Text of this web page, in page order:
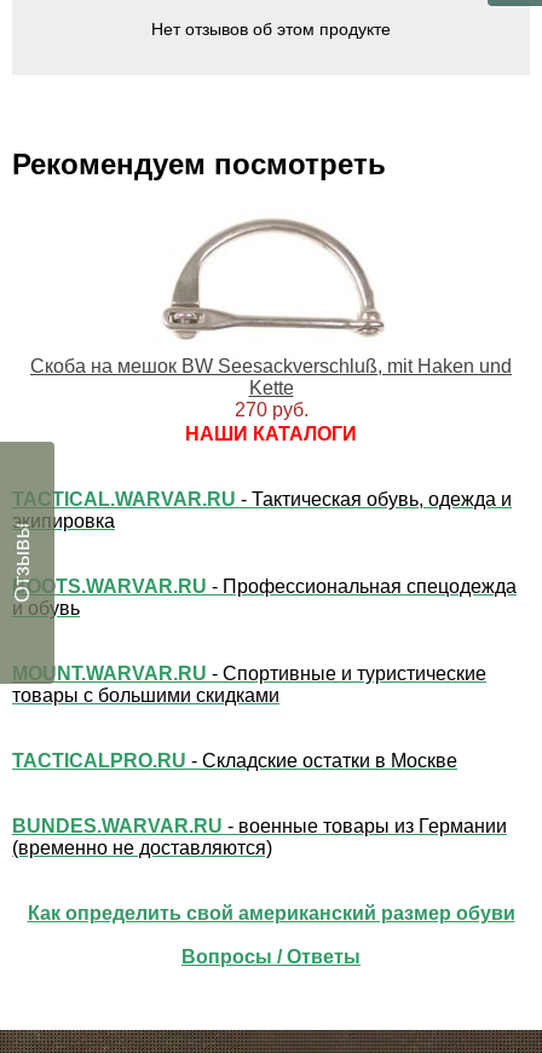
Нет отзывов об этом продукте
Рекомендуем посмотреть
Скоба на мешок BW Seesackverschluß, mit Haken und
Kette
270 руб.
НАШИ КАТАЛОГИ
TACTICAL.WARVAR.RU - Тактическая обувь, одежда и
экипировка
BOOTS.WARVAR.RU - Профессиональная спецодежда
и обувь
MOUNT.WARVAR.RU - Спортивные и туристические
товары с большими скидками
TACTICALPRO.RU - Складские остатки в Москве
BUNDES.WARVAR.RU - военные товары из Германии
(временно не доставляются)
Как определить свой американский размер обуви
Вопросы / Ответы
Отзывы